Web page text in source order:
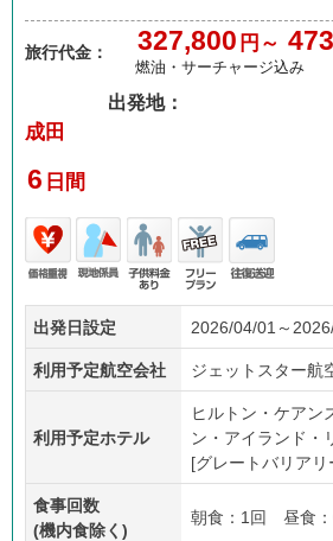
旅行代金： 327,800 円～
燃油・サーチャージ込み
出発地：
成田
6 日間
価格
重視
現地
係員
子供
あり
フリ
ープ
ラン
往復
送迎
出発日設定 2026/04/01～
利用予定航空会社 ジェットスター航
利用予定ホテル
ヒルトン・ケアン
ン・アイランド・
[グレートバリアリ
食事回数
(機内食除く)
朝食：1回 昼食